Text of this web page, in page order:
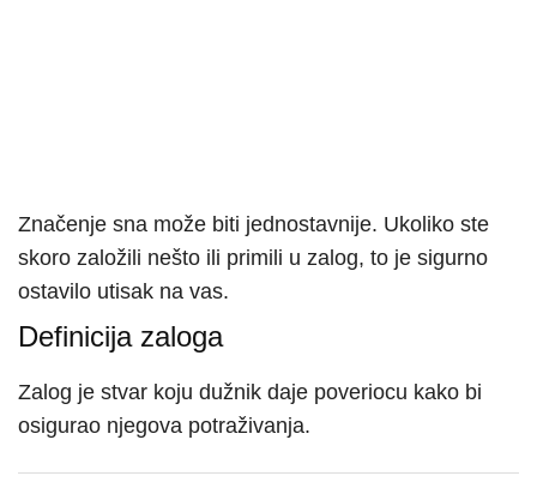
Značenje sna može biti jednostavnije. Ukoliko ste
skoro založili nešto ili primili u zalog, to je sigurno
ostavilo utisak na vas.
Definicija zaloga
Zalog je stvar koju dužnik daje poveriocu kako bi
osigurao njegova potraživanja.